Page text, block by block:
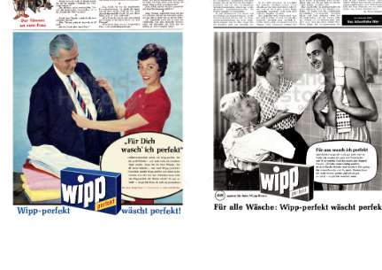
wipp Waschmittel
Henkel Central
Eastern Europe GmbH
1959
Bild-ID: 41315
wipp Waschmittel
Henkel Central
Eastern Europe GmbH
1959
Bild-ID: 41396